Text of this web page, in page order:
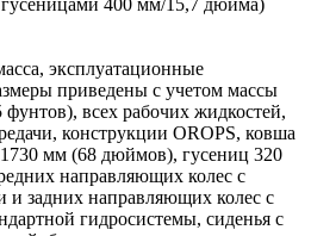
эксплуатационные
приведены с учетом массы
фунтов), всех рабочих жидкостей,
конструкции OROPS, ковша
мм (68 дюймов), гусениц 320
направляющих колес с
задних направляющих колес с
гидросистемы, сиденья с